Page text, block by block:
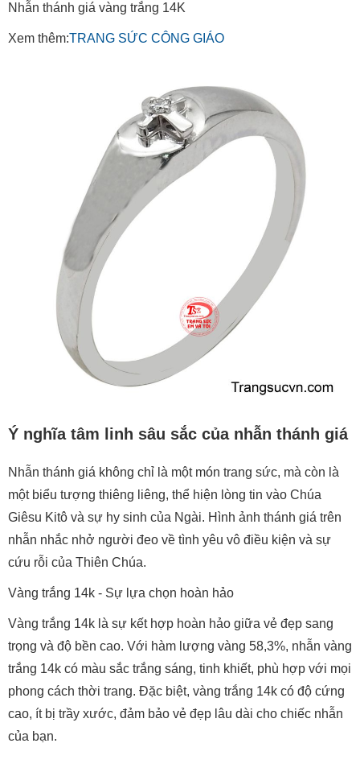
Nhẫn thánh giá vàng trắng 14K
Xem thêm:TRANG SỨC CÔNG GIÁO
Ý nghĩa tâm linh sâu sắc của nhẫn thánh giá
Nhẫn thánh giá không chỉ là một món trang sức, mà còn là
một biểu tượng thiêng liêng, thể hiện lòng tin vào Chúa
Giêsu Kitô và sự hy sinh của Ngài. Hình ảnh thánh giá trên
nhẫn nhắc nhở người đeo về tình yêu vô điều kiện và sự
cứu rỗi của Thiên Chúa.
Vàng trắng 14k - Sự lựa chọn hoàn hảo
Vàng trắng 14k là sự kết hợp hoàn hảo giữa vẻ đẹp sang
trọng và độ bền cao. Với hàm lượng vàng 58,3%, nhẫn vàng
trắng 14k có màu sắc trắng sáng, tinh khiết, phù hợp với mọi
phong cách thời trang. Đặc biệt, vàng trắng 14k có độ cứng
cao, ít bị trầy xước, đảm bảo vẻ đẹp lâu dài cho chiếc nhẫn
của bạn.